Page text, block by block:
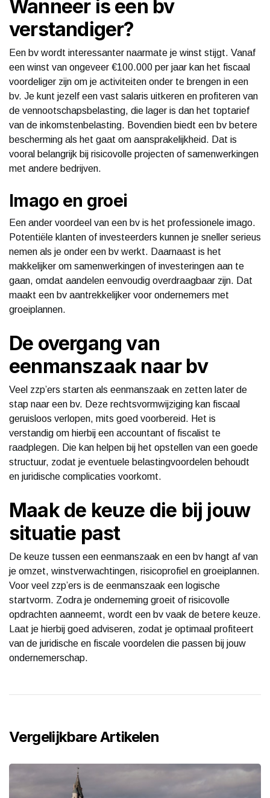
Wanneer is een bv
verstandiger?
Een bv wordt interessanter naarmate je winst stijgt. Vanaf
een winst van ongeveer €100.000 per jaar kan het fiscaal
voordeliger zijn om je activiteiten onder te brengen in een
bv. Je kunt jezelf een vast salaris uitkeren en profiteren van
de vennootschapsbelasting, die lager is dan het toptarief
van de inkomstenbelasting. Bovendien biedt een bv betere
bescherming als het gaat om aansprakelijkheid. Dat is
vooral belangrijk bij risicovolle projecten of samenwerkingen
met andere bedrijven.
Imago en groei
Een ander voordeel van een bv is het professionele imago.
Potentiële klanten of investeerders kunnen je sneller serieus
nemen als je onder een bv werkt. Daarnaast is het
makkelijker om samenwerkingen of investeringen aan te
gaan, omdat aandelen eenvoudig overdraagbaar zijn. Dat
maakt een bv aantrekkelijker voor ondernemers met
groeiplannen.
De overgang van
eenmanszaak naar bv
Veel zzp’ers starten als eenmanszaak en zetten later de
stap naar een bv. Deze rechtsvormwijziging kan fiscaal
geruisloos verlopen, mits goed voorbereid. Het is
verstandig om hierbij een accountant of fiscalist te
raadplegen. Die kan helpen bij het opstellen van een goede
structuur, zodat je eventuele belastingvoordelen behoudt
en juridische complicaties voorkomt.
Maak de keuze die bij jouw
situatie past
De keuze tussen een eenmanszaak en een bv hangt af van
je omzet, winstverwachtingen, risicoprofiel en groeiplannen.
Voor veel zzp’ers is de eenmanszaak een logische
startvorm. Zodra je onderneming groeit of risicovolle
opdrachten aanneemt, wordt een bv vaak de betere keuze.
Laat je hierbij goed adviseren, zodat je optimaal profiteert
van de juridische en fiscale voordelen die passen bij jouw
ondernemerschap.
Vergelijkbare Artikelen